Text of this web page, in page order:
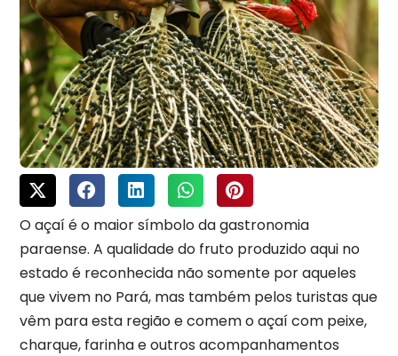
O açaí é o maior símbolo da gastronomia
paraense. A qualidade do fruto produzido aqui no
estado é reconhecida não somente por aqueles
que vivem no Pará, mas também pelos turistas que
vêm para esta região e comem o açaí com peixe,
charque, farinha e outros acompanhamentos